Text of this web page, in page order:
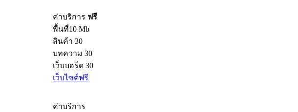
ค่าบริการ ฟรี
พื้นที่10 Mb
สินค้า 30
บทความ 30
เว็บบอร์ด 30
เว็บไซต์ฟรี
ค่าบริการ